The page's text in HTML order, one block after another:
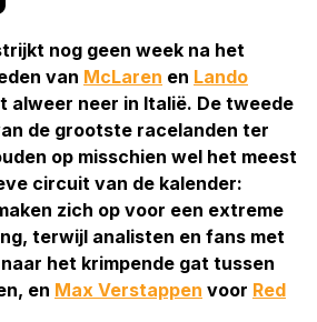
nog geen week na het
van McLaren en Lando
alweer neer in Italië. De tweede
de grootste racelanden ter
op misschien wel het meest
circuit van de kalender:
zich op voor een extreme
terwijl analisten en fans met
het krimpende gat tussen
en Max Verstappen voor Red